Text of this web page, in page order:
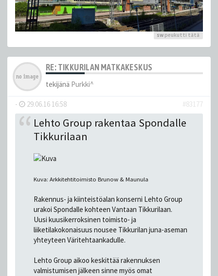
sw peukutti tätä
RE: TIKKURILAN MATKAKESKUS
tekijänä Purkki^
- 29.06.16 16:58 #83177
Lehto Group rakentaa Spondalle
Tikkurilaan
Kuva: Arkkitehtitoimisto Brunow & Maunula
Rakennus- ja kiinteistöalan konserni Lehto Group
urakoi Spondalle kohteen Vantaan Tikkurilaan.
Uusi kuusikerroksinen toimisto- ja
liiketilakokonaisuus nousee Tikkurilan juna-aseman
yhteyteen Väritehtaankadulle.
Lehto Group aikoo keskittää rakennuksen
valmistumisen jälkeen sinne myös omat